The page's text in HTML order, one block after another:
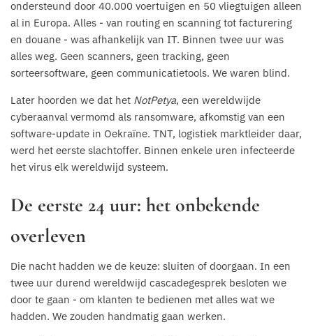
ondersteund door 40.000 voertuigen en 50 vliegtuigen alleen
al in Europa. Alles - van routing en scanning tot facturering
en douane - was afhankelijk van IT. Binnen twee uur was
alles weg. Geen scanners, geen tracking, geen
sorteersoftware, geen communicatietools. We waren blind.
Later hoorden we dat het NotPetya, een wereldwijde
cyberaanval vermomd als ransomware, afkomstig van een
software-update in Oekraïne. TNT, logistiek marktleider daar,
werd het eerste slachtoffer. Binnen enkele uren infecteerde
het virus elk wereldwijd systeem.
De eerste 24 uur: het onbekende
overleven
Die nacht hadden we de keuze: sluiten of doorgaan. In een
twee uur durend wereldwijd cascadegesprek besloten we
door te gaan - om klanten te bedienen met alles wat we
hadden. We zouden handmatig gaan werken.